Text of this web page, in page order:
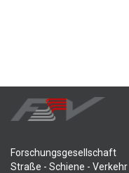
Forschungsgesellschaft
Straße - Schiene - Verkehr